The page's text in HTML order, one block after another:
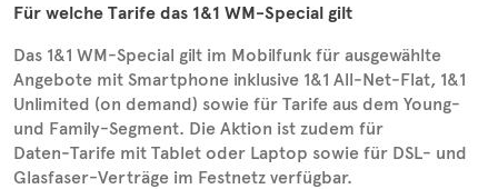
Für welche Tarife das 1&1 WM-Special gilt
Das 1&1 WM-Special gilt im Mobilfunk für ausgewählte
Angebote mit Smartphone inklusive 1&1 All‑Net‑Flat, 1&1
Unlimited (on demand) sowie für Tarife aus dem Young-
und Family-Segment. Die Aktion ist zudem für
Daten‑Tarife mit Tablet oder Laptop sowie für DSL- und
Glasfaser-Verträge im Festnetz verfügbar.